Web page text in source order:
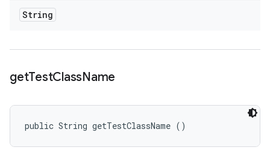
String
getTestClassName
public String getTestClassName ()